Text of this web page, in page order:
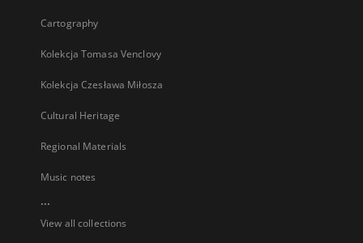
Cartography
Kolekcja Tomasa Venclovy
Kolekcja Czesława Miłosza
Cultural Heritage
Regional Materials
Music notes
...
View all collections